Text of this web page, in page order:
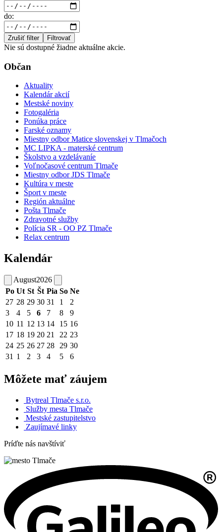
do:
Zrušiť filter Filtrovať
Nie sú dostupné žiadne aktuálne akcie.
Občan
Aktuality
Kalendár akcií
Mestské noviny
Fotogaléria
Ponúka práce
Farské oznamy
Miestny odbor Matice slovenskej v Tlmačoch
MC LIPKA - materské centrum
Školstvo a vzdelávaníe
Voľnočasové centrum Tlmače
Miestny odbor JDS Tlmače
Kultúra v meste
Šport v meste
Región aktuálne
Pošta Tlmače
Zdravotné služby
Polícia SR - OO PZ Tlmače
Relax centrum
Kalendár
August2026
Po Ut St Št Pia So Ne
27 28 29 30 31 1
2
3
4 5 6 7 8
9
10 11 12 13 14 15 16
17 18 19 20 21 22 23
24 25 26 27 28 29 30
31 1 2 3 4 5 6
Môžete mať záujem
Bytreal Tlmače s.r.o.
Služby mesta Tlmače
Mestské zastupitelstvo
Zaujímavé linky
Príďte nás navštíviť